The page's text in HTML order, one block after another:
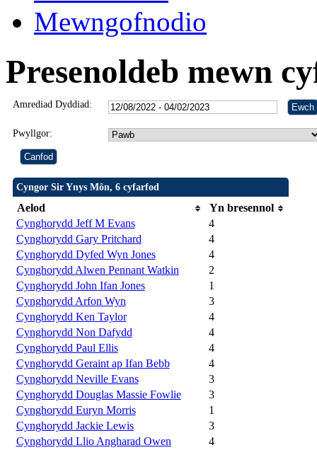
Mewngofnodio
Presenoldeb mewn
Amrediad Dyddiad:
Pwyllgor:
Cyngor Sir Ynys Môn, 6 cyfarfod
Aelod
Yn bresennol
Cynghorydd Jeff M Evans
4
Cynghorydd Gary Pritchard
4
Cynghorydd Dyfed Wyn Jones
4
Cynghorydd Alwen Pennant Watkin
2
Cynghorydd John Ifan Jones
1
Cynghorydd Arfon Wyn
3
Cynghorydd Ken Taylor
4
Cynghorydd Non Dafydd
4
Cynghorydd Paul Ellis
4
Cynghorydd Geraint ap Ifan Bebb
4
Cynghorydd Neville Evans
3
Cynghorydd Douglas Massie Fowlie
3
Cynghorydd Euryn Morris
1
Cynghorydd Jackie Lewis
3
Cynghorydd Llio Angharad Owen
4